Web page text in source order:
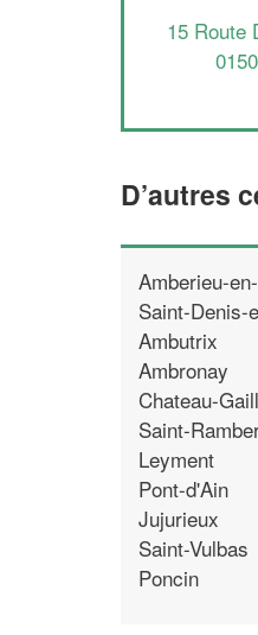
15 Route
D’autres
Amberieu-
Saint-Denis-
Ambutrix
Ambronay
Chateau-
Saint-
Leyment
Pont-d'Ain
Jujurieux
Saint-Vulbas
Poncin